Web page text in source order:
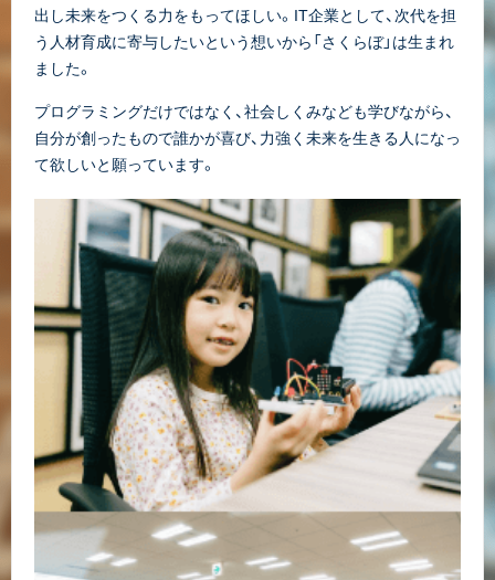
出し未来をつくる力をもってほしい。IT企業として、次代を担
う人材育成に寄与したいという想いから「さくらぼ」は生まれ
ました。
プログラミングだけではなく、社会しくみなども学びながら、
自分が創ったもので誰かが喜び、力強く未来を生きる人になっ
て欲しいと願っています。